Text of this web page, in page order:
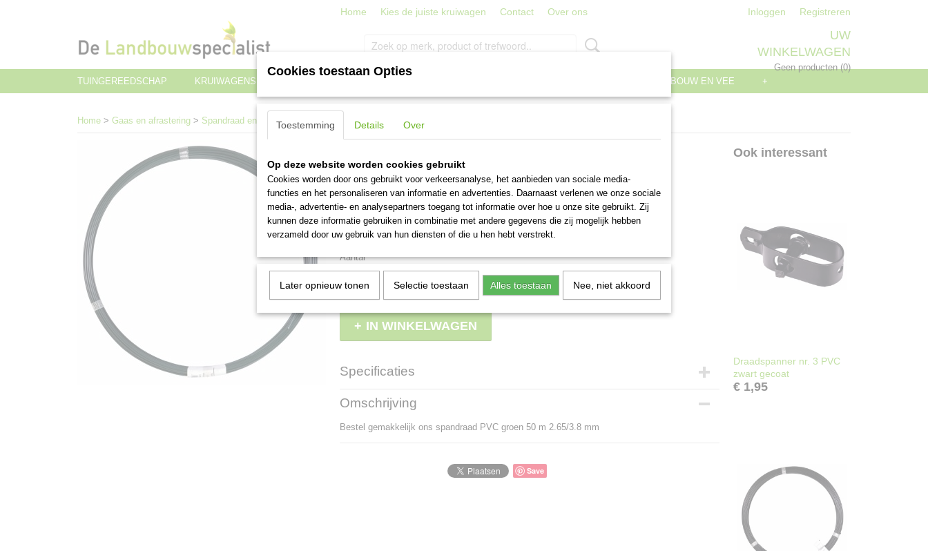
Home Kies de juiste kruiwagen Contact Over ons Inloggen Registreren
UW
WINKELWAGEN
Geen producten(0)
TUINGEREEDSCHAP
KRUIWAGENS EN TRANSPORT TRAPPEN, LADDERS EN STEIGERS LANDBOUW EN VEE +
Home > Gaas en afrastering > Spandraad en spanstaven Spandraad PVC groen 50 m 2.65/3.8 mm
Spandraad PVC groen 50 m
2.65/3.8 mm
€ 11,95 (inclusief btw 21%)
Levertijd 4-5 werkdagen
Aantal
IN WINKELWAGEN
Specificaties
Productcode
EAN code
Omschrijving
Bestel gemakkelijk ons spandraad PVC groen 50 m 2.65/3.8 mm
Save
Ook interessant
Draadspanner nr. 3 PVC
zwart gecoat
€ 1,95
Cookies toestaan Opties
Toestemming Details Over
Op deze website worden cookies gebruikt
Cookies worden door ons gebruikt voor verkeersanalyse, het aanbieden van sociale media-
functies en het personaliseren van informatie en advertenties. Daarnaast verlenen we onze sociale
media-, advertentie- en analysepartners toegang tot informatie over hoe u onze site gebruikt. Zij
kunnen deze informatie gebruiken in combinatie met andere gegevens die zij mogelijk hebben
verzameld door uw gebruik van hun diensten of die u hen hebt verstrekt.
Later opnieuw tonen Selectie toestaan Alles toestaan Nee, niet akkoord